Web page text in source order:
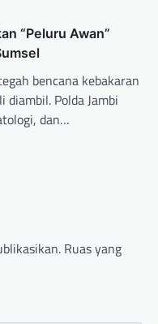
“Peluru Awan”
bencana kebakaran
Polda Jambi
dan…
Ruas yang